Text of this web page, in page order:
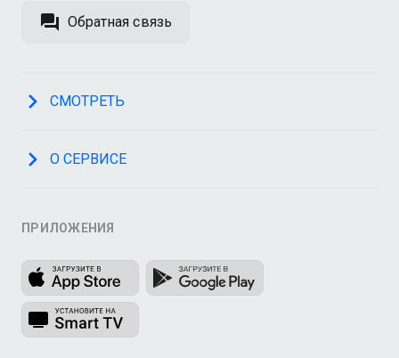
Обратная связь
СМОТРЕТЬ
О СЕРВИСЕ
ПРИЛОЖЕНИЯ